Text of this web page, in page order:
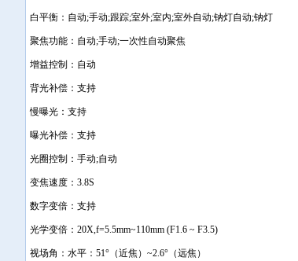
白平衡：自动;手动;跟踪;室外;室内;室外自动;钠灯自动;钠灯
聚焦功能：自动;手动;一次性自动聚焦
增益控制：自动
背光补偿：支持
慢曝光：支持
曝光补偿：支持
光圈控制：手动;自动
变焦速度：3.8S
数字变倍：支持
光学变倍：20X,f=5.5mm~110mm (F1.6 ~ F3.5)
视场角：水平：51°（近焦）~2.6°（远焦）